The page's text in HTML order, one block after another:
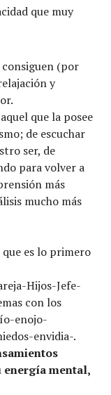
que muy
consiguen (por
y
que la posee
de escuchar
ser, de
para volver a
más
mucho más
es lo primero
Hijos-Jefe-
con los
enojo-
envidia-.
energía mental,